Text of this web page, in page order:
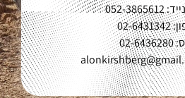
3865612